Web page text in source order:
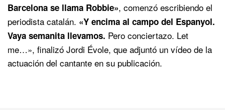
Barcelona se llama Robbie», comenzó escribiendo el
periodista catalán. «Y encima al campo del Espanyol.
Vaya semanita llevamos. Pero conciertazo. Let
me…», finalizó Jordi Évole, que adjuntó un vídeo de la
actuación del cantante en su publicación.